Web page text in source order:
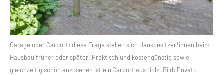
Garage oder Carport: diese Frage stellen sich Hausbesitzer*innen beim
Hausbau früher oder später. Praktisch und kostengünstig sowie
gleichzeitig schön anzusehen ist ein Carport aus Holz. Bild: Envato